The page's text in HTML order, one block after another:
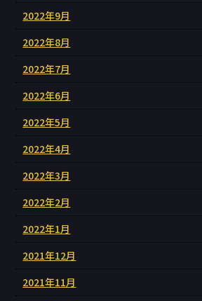
2022年9月
2022年8月
2022年7月
2022年6月
2022年5月
2022年4月
2022年3月
2022年2月
2022年1月
2021年12月
2021年11月